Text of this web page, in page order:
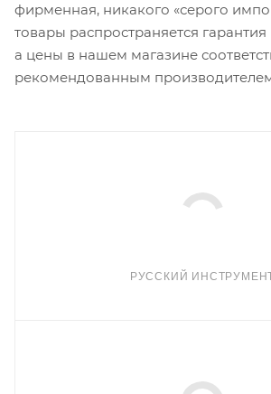
фирменная, никакого «серого
товары распространяется
а цены в нашем магазине
рекомендованным
РУССКИЙ